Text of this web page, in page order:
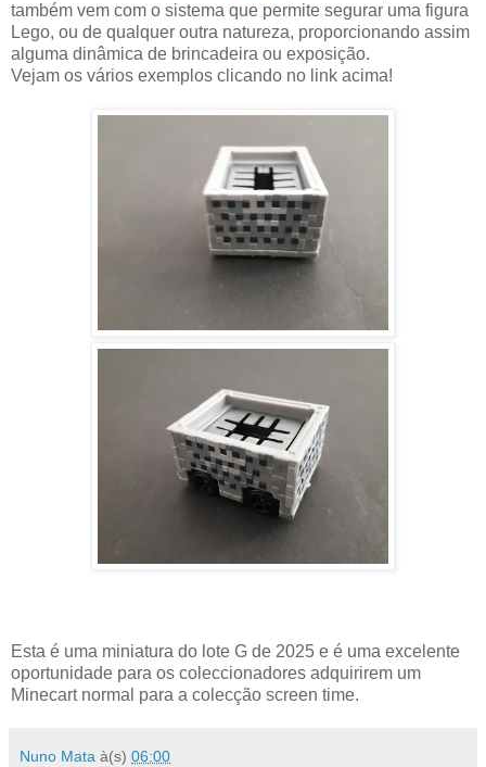
também vem com o sistema que permite segurar uma figura
Lego, ou de qualquer outra natureza, proporcionando assim
alguma dinâmica de brincadeira ou exposição.
Vejam os vários exemplos clicando no link acima!
Esta é uma miniatura do lote G de 2025 e é uma excelente
oportunidade para os coleccionadores adquirirem um
Minecart normal para a colecção screen time.
Nuno Mata à(s) 06:00